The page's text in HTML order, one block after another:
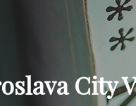
City